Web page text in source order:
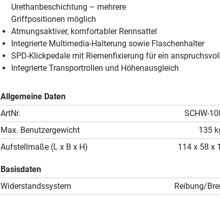
Urethanbeschichtung – mehrere
Griffpositionen möglich
Atmungsaktiver, komfortabler Rennsattel
Integrierte Multimedia-Halterung sowie Flaschenhalter
SPD-Klickpedale mit Riemenfixierung für ein
Integrierte Transportrollen und Höhenausgleich
Allgemeine Daten
ArtNr.
SCHW-
Max. Benutzergewicht
135
Aufstellmaße (L x B x H)
114 x 58 x
Basisdaten
Widerstandssystem
Reibung/